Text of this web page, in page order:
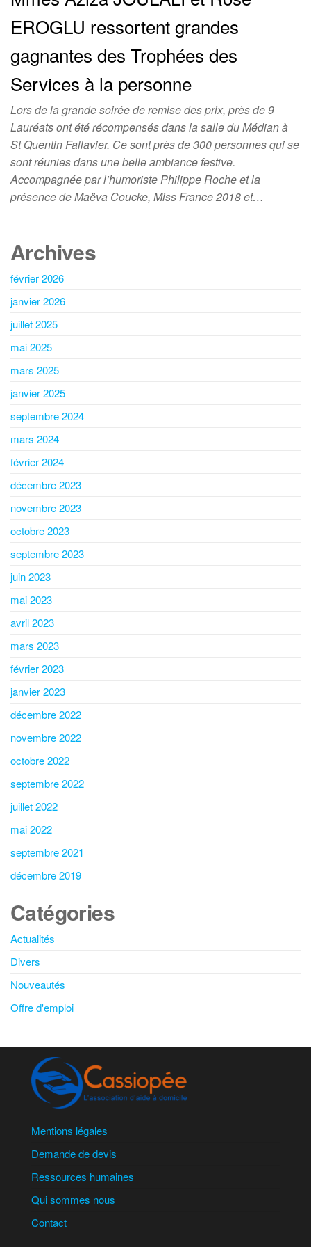
EROGLU ressortent grandes
gagnantes des Trophées des
Services à la personne
Lors de la grande soirée de remise des prix, près de 9
Lauréats ont été récompensés dans la salle du Médian à
St Quentin Fallavier. Ce sont près de 300 personnes qui se
sont réunies dans une belle ambiance festive.
Accompagnée par l’humoriste Philippe Roche et la
présence de Maëva Coucke, Miss France 2018 et…
Archives
février 2026
janvier 2026
juillet 2025
mai 2025
mars 2025
janvier 2025
septembre 2024
mars 2024
février 2024
décembre 2023
novembre 2023
octobre 2023
septembre 2023
juin 2023
mai 2023
avril 2023
mars 2023
février 2023
janvier 2023
décembre 2022
novembre 2022
octobre 2022
septembre 2022
juillet 2022
mai 2022
septembre 2021
décembre 2019
Catégories
Actualités
Divers
Nouveautés
Offre d'emploi
Mentions légales
Demande de devis
Ressources humaines
Qui sommes nous
Contact